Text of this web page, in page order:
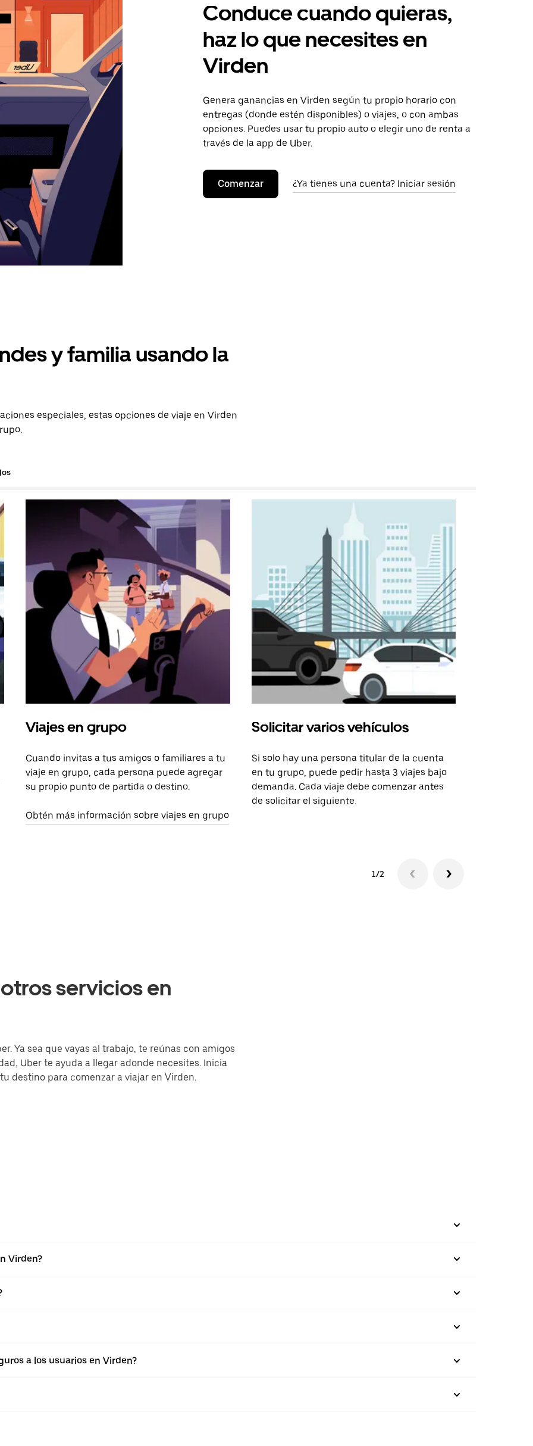
Conduce cuando quieras,
haz lo que necesites en
Virden
Genera ganancias en Virden según tu propio horario con
entregas (donde estén disponibles) o viajes, o con ambas
opciones. Puedes usar tu propio auto o elegir uno de renta a
través de la app de Uber.
Comenzar ¿Ya tienes una cuenta? Iniciar sesión
y familia usando la
especiales, estas opciones de viaje en Virden
Viajes en grupo
Cuando invitas a tus amigos o familiares a tu
viaje en grupo, cada persona puede agregar
su propio punto de partida o destino.
Obtén más información sobre viajes en grupo
Solicitar varios vehículos
Si solo hay una persona titular de la cuenta
en tu grupo, puede pedir hasta 3 viajes bajo
demanda. Cada viaje debe comenzar antes
de solicitar el siguiente.
1/2
servicios en
Ya sea que vayas al trabajo, te reúnas con amigos
Uber te ayuda a llegar adonde necesites. Inicia
destino para comenzar a viajar en Virden.
Virden?
a los usuarios en Virden?